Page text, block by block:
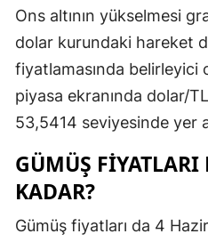
Ons altının yükselmesi
dolar kurundaki hareket
fiyatlamasında belirleyici
piyasa ekranında dolar/
53,5414 seviyesinde yer
GÜMÜŞ FIYATLARI
KADAR?
Gümüş fiyatları da 4